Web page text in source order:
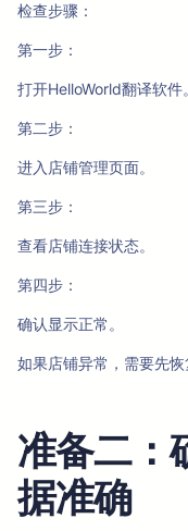
检查步骤：
第一步：
打开HelloWorld翻译软件。
第二步：
进入店铺管理页面。
第三步：
查看店铺连接状态。
第四步：
确认显示正常。
如果店铺异常，需要先恢
准备二：
据准确